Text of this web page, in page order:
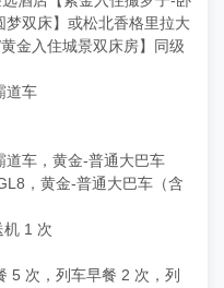
双床】或松北香格里拉大
金入住城景双床房】同级
道车
道车，黄金-普通大巴车
，黄金-普通大巴车（含
机 1 次
5 次，列车早餐 2 次，列